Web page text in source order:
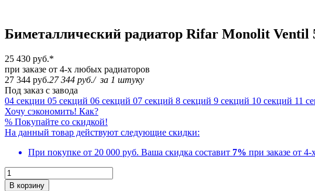
Биметаллический радиатор Rifar Monolit Ventil
25 430 руб.*
при заказе от 4-х любых радиаторов
27 344 руб.27 344 руб./за 1 штуку
Под заказ с завода
04 секции 05 секций 06 секций 07 секций 8 секций 9 секций 10 секций 11
Хочу сэкономить! Как?
% Покупайте со скидкой!
На данный товар действуют следующие скидки:
При покупке от 20 000 руб. Ваша скидка составит 7% при заказе от 4-
В корзину